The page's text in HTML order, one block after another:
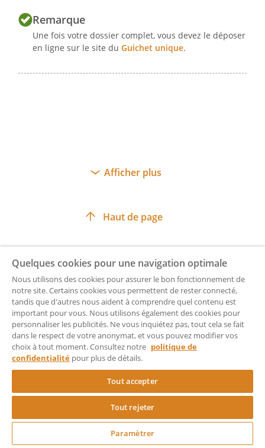
l'ordre du jour :
- la constatation de fin de mandat et de
- le pouvoir pour les formalités.
Nous vous proposons :
- de prendre acte des modifications au
sein de la direction de notre entreprise ;
- de donner tous pouvoirs au porteur de
copies ou d'extraits du présent procès-
verbal pour remplir toutes formalités de
Remarque
Une fois votre dossier complet, vous devez le déposer
en ligne sur le site du Guichet unique.
Afficher plus
Haut de page
Documents associés
Les utilisateurs de Rocket Lawyer qui ont créé un
document Procès-verbal de Changement de Dirigeant
ont également fait :
Procès-Verbal de Transfert de Siège Social
Procès-verbal de Changement de Dénomination
Sociale
Quelques cookies pour une navigation optimale
Nous utilisons des cookies pour assurer le bon fonctionnement de
notre site. Certains cookies vous permettent de rester connecté,
tandis que d'autres nous aident à comprendre quel contenu est
important pour vous. Nous utilisons également des cookies pour
personnaliser les publicités. Ne vous inquiétez pas, tout cela se fait
dans le respect de votre anonymat, et vous pouvez modifier vos
choix à tout moment. Consultez notre politique de
confidentialité pour plus de détails.
Tout accepter
Tout rejeter
Paramètrer